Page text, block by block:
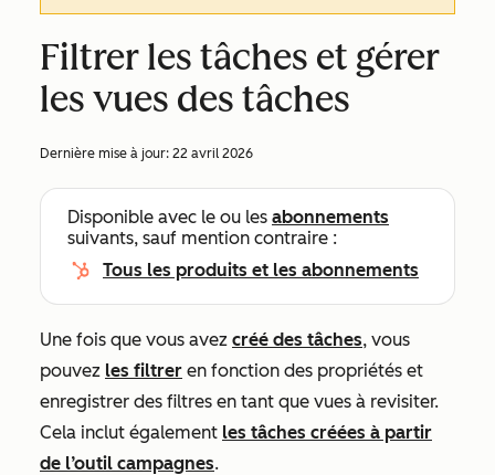
Filtrer les tâches et gérer
les vues des tâches
Dernière mise à jour: 22 avril 2026
Disponible avec le ou les abonnements
suivants, sauf mention contraire :
Tous les produits et les abonnements
Une fois que vous avez créé des tâches, vous
pouvez les filtrer en fonction des propriétés et
enregistrer des filtres en tant que vues à revisiter.
Cela inclut également les tâches créées à partir
de l’outil campagnes.